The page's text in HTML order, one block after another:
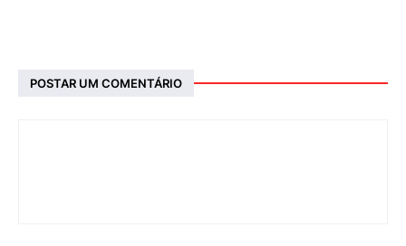
POSTAR UM COMENTÁRIO